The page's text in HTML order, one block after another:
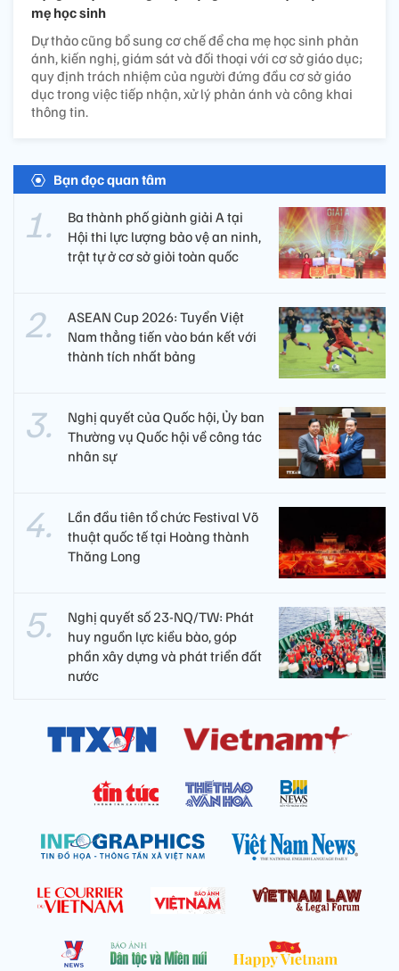
mẹ học sinh
Dự thảo cũng bổ sung cơ chế để cha mẹ học sinh phản
ánh, kiến nghị, giám sát và đối thoại với cơ sở giáo dục;
quy định trách nhiệm của người đứng đầu cơ sở giáo
dục trong việc tiếp nhận, xử lý phản ánh và công khai
thông tin.
Bạn đọc quan tâm
Ba thành phố giành giải A tại
Hội thi lực lượng bảo vệ an ninh,
trật tự ở cơ sở giỏi toàn quốc
ASEAN Cup 2026: Tuyển Việt
Nam thẳng tiến vào bán kết với
thành tích nhất bảng
Nghị quyết của Quốc hội, Ủy ban
Thường vụ Quốc hội về công tác
nhân sự
Lần đầu tiên tổ chức Festival Võ
thuật quốc tế tại Hoàng thành
Thăng Long
Nghị quyết số 23-NQ/TW: Phát
huy nguồn lực kiều bào, góp
phần xây dựng và phát triển đất
nước